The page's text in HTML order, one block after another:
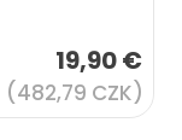
19,90 €
(482,79 CZK)